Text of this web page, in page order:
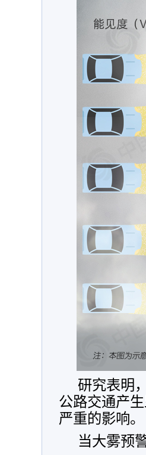
研究表明
公路交通产
严重的影响。
当大雾预